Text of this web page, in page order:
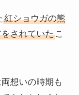
紅ショウガの熊
されていたこ
想いの時期も